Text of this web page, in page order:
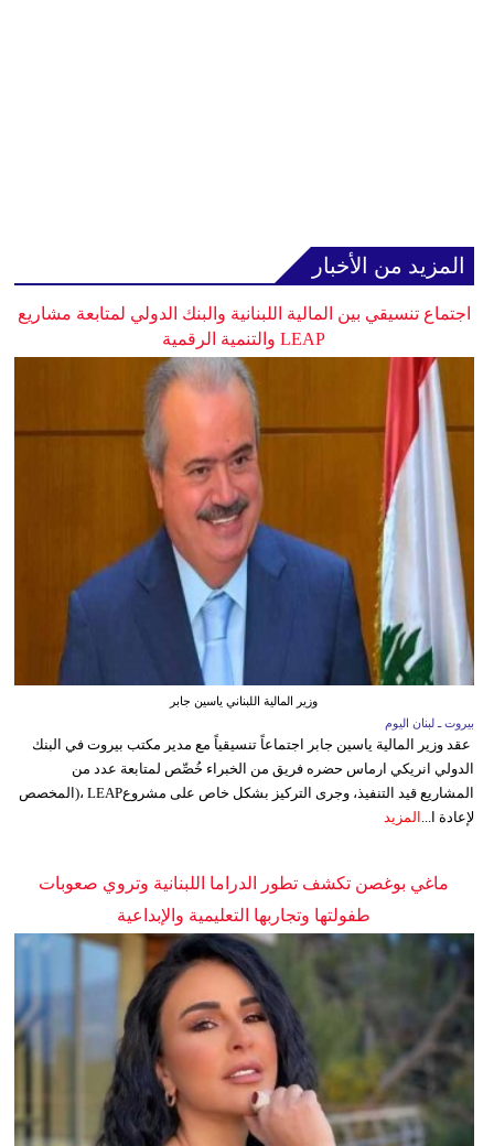
المزيد من الأخبار
اجتماع تنسيقي بين المالية اللبنانية والبنك الدولي لمتابعة مشاريع
LEAP والتنمية الرقمية
وزير المالية اللبناني ياسين جابر
بيروت ـ لبنان اليوم
عقد وزير المالية ياسين جابر اجتماعاً تنسيقياً مع مدير مكتب بيروت في البنك
الدولي انريكي ارماس حضره فريق من الخبراء خُصِّص لمتابعة عدد من
المشاريع قيد التنفيذ، وجرى التركيز بشكل خاص على مشروعLEAP ،(المخصص
لإعادة ا...
المزيد
ماغي بوغصن تكشف تطور الدراما اللبنانية وتروي صعوبات
طفولتها وتجاربها التعليمية والإبداعية